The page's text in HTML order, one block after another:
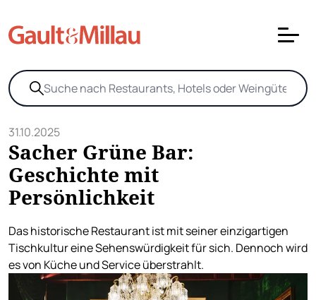
31.10.2025
Sacher Grüne Bar:
Geschichte mit
Persönlichkeit
Das historische Restaurant ist mit seiner einzigartigen
Tischkultur eine Sehenswürdigkeit für sich. Dennoch wird
es von Küche und Service überstrahlt.